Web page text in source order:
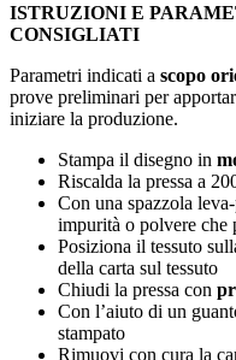
ISTRUZIONI E
CONSIGLIATI
Parametri indicati a scopo
prove preliminari per
iniziare la produzione.
Stampa il disegno in
Riscalda la pressa a
Con una spazzola
impurità o polvere che
Posiziona il tessuto
della carta sul tessuto
Chiudi la pressa con
Con l’aiuto di un
stampato
Rimuovi con cura la